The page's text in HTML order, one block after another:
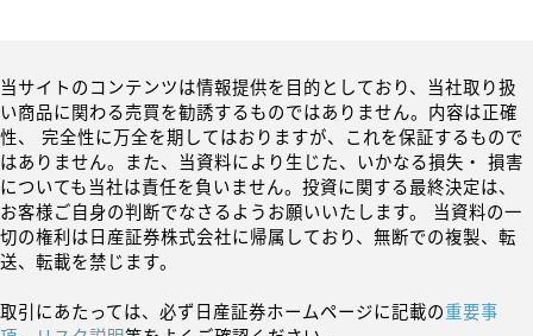
当サイトのコンテンツは情報提供を目的としており、当社取り扱
い商品に関わる売買を勧誘するものではありません。内容は正確
性、 完全性に万全を期してはおりますが、これを保証するもので
はありません。また、当資料により生じた、いかなる損失・ 損害
についても当社は責任を負いません。投資に関する最終決定は、
お客様ご自身の判断でなさるようお願いいたします。 当資料の一
切の権利は日産証券株式会社に帰属しており、無断での複製、転
送、転載を禁じます。
取引にあたっては、必ず日産証券ホームページに記載の重要事